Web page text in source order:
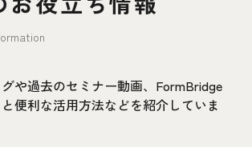
や過去のセミナー動画、FormBridge
便利な活用方法などを紹介していま